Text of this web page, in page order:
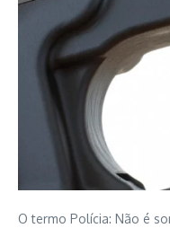
O termo Polícia: Não é